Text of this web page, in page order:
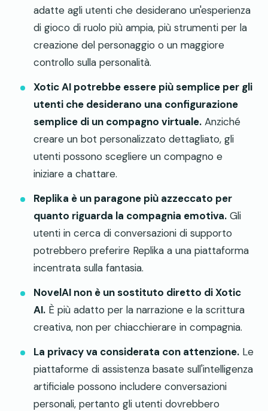
adatte agli utenti che desiderano un'esperienza
di gioco di ruolo più ampia, più strumenti per la
creazione del personaggio o un maggiore
controllo sulla personalità.
Xotic AI potrebbe essere più semplice per gli
utenti che desiderano una configurazione
semplice di un compagno virtuale. Anziché
creare un bot personalizzato dettagliato, gli
utenti possono scegliere un compagno e
iniziare a chattare.
Replika è un paragone più azzeccato per
quanto riguarda la compagnia emotiva. Gli
utenti in cerca di conversazioni di supporto
potrebbero preferire Replika a una piattaforma
incentrata sulla fantasia.
NovelAI non è un sostituto diretto di Xotic
AI. È più adatto per la narrazione e la scrittura
creativa, non per chiacchierare in compagnia.
La privacy va considerata con attenzione. Le
piattaforme di assistenza basate sull'intelligenza
artificiale possono includere conversazioni
personali, pertanto gli utenti dovrebbero